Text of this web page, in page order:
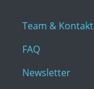
Team & Kontakt
FAQ
Newsletter